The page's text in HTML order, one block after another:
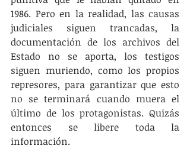
1986. Pero en la realidad, las causas
judiciales siguen trancadas, la
documentación de los archivos del
Estado no se aporta, los testigos
siguen muriendo, como los propios
represores, para garantizar que esto
no se terminará cuando muera el
último de los protagonistas. Quizás
entonces se libere toda la
información.